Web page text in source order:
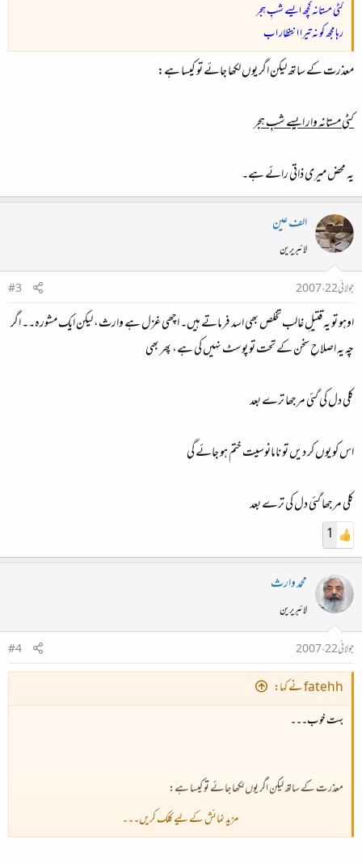
کٹی مستانہ کچھ ایسے شبِ ہجر
رہا مجھ کو نہ تیرا انتظار اب
معذرت کے ساتھ لیکن اگر یوں لکھا جائے تو کیسا ہے:
کٹی مستانہ وار ایسے شبِ ہجر
یہ محض میری ذاتی رائے ہے۔
الف عین
لائبریرین
جولائی 22، 2007
#3
اوہو تو یہ قتیلِ غالب تخلص بھی اسد فرماتے ہیں۔ اچھی غزل ہے وارث، لیکن ایک مشورہ۔۔ اگر
چہ یہ اصلاحِ سخن کے تحت تو پوسٹ نہیں کی ہے، پھر بھی
کلی دل کی گئی مرجھا ترے بعد
اس کو یوں کر دیں تو نامانوسیت ختم ہو جائے گی
کلی مرجھا گئی دل کی ترے بعد
1
محمد وارث
لائبریرین
جولائی 22، 2007
#4
fatehh نے کہا:
بہت خوب۔۔۔
معذرت کے ساتھ لیکن اگر یوں لکھا جائے تو کیسا ہے:
کٹی مستانہ وار ایسے شبِ ہجر
مزید نمائش کے لیے کلک کریں۔۔۔